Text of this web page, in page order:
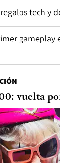
tech y
vuelta